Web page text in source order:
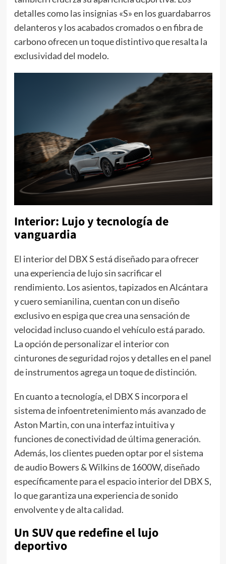
detalles como las insignias «S» en los guardabarros
delanteros y los acabados cromados o en fibra de
carbono ofrecen un toque distintivo que resalta la
exclusividad del modelo.
Interior: Lujo y tecnología de
vanguardia
El interior del DBX S está diseñado para ofrecer
una experiencia de lujo sin sacrificar el
rendimiento. Los asientos, tapizados en Alcántara
y cuero semianilina, cuentan con un diseño
exclusivo en espiga que crea una sensación de
velocidad incluso cuando el vehículo está parado.
La opción de personalizar el interior con
cinturones de seguridad rojos y detalles en el panel
de instrumentos agrega un toque de distinción.
En cuanto a tecnología, el DBX S incorpora el
sistema de infoentretenimiento más avanzado de
Aston Martin, con una interfaz intuitiva y
funciones de conectividad de última generación.
Además, los clientes pueden optar por el sistema
de audio Bowers & Wilkins de 1600W, diseñado
específicamente para el espacio interior del DBX S,
lo que garantiza una experiencia de sonido
envolvente y de alta calidad.
Un SUV que redefine el lujo
deportivo